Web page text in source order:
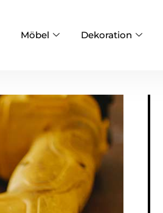
Möbel Dekoration